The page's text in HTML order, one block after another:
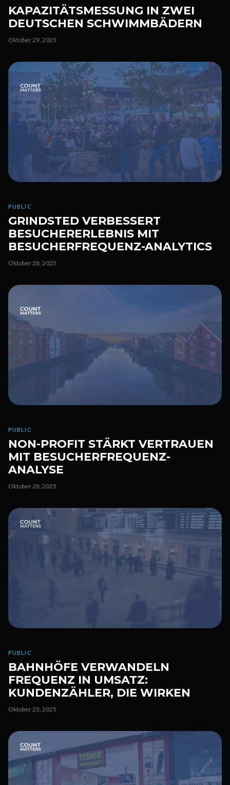
KAPAZITÄTSMESSUNG IN ZWEI
DEUTSCHEN SCHWIMMBÄDERN
Oktober 29, 2025
PUBLIC
GRINDSTED VERBESSERT
BESUCHERERLEBNIS MIT
BESUCHERFREQUENZ-ANALYTICS
Oktober 28, 2025
PUBLIC
NON-PROFIT STÄRKT VERTRAUEN
MIT BESUCHERFREQUENZ-
ANALYSE
Oktober 28, 2025
PUBLIC
BAHNHÖFE VERWANDELN
FREQUENZ IN UMSATZ:
KUNDENZÄHLER, DIE WIRKEN
Oktober 23, 2025